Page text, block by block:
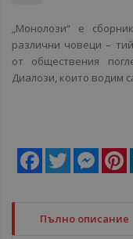
„Монолози“ е
различни човеци –
от обществения
Диалози, които водим
Facebook
Twitter
Пълно описание